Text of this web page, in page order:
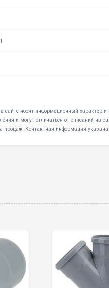
носят информационный характер и
и могут отличаться от описаний на
продаж. Контактная информация